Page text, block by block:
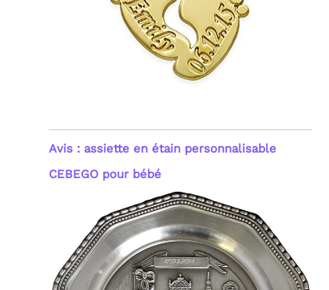
Avis : assiette en étain personnalisable
CEBEGO pour bébé